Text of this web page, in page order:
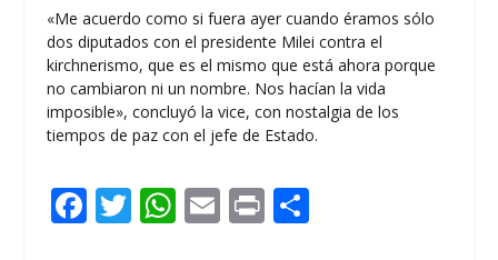
«Me acuerdo como si fuera ayer cuando éramos sólo
dos diputados con el presidente Milei contra el
kirchnerismo, que es el mismo que está ahora porque
no cambiaron ni un nombre. Nos hacían la vida
imposible», concluyó la vice, con nostalgia de los
tiempos de paz con el jefe de Estado.
F T W E Pr